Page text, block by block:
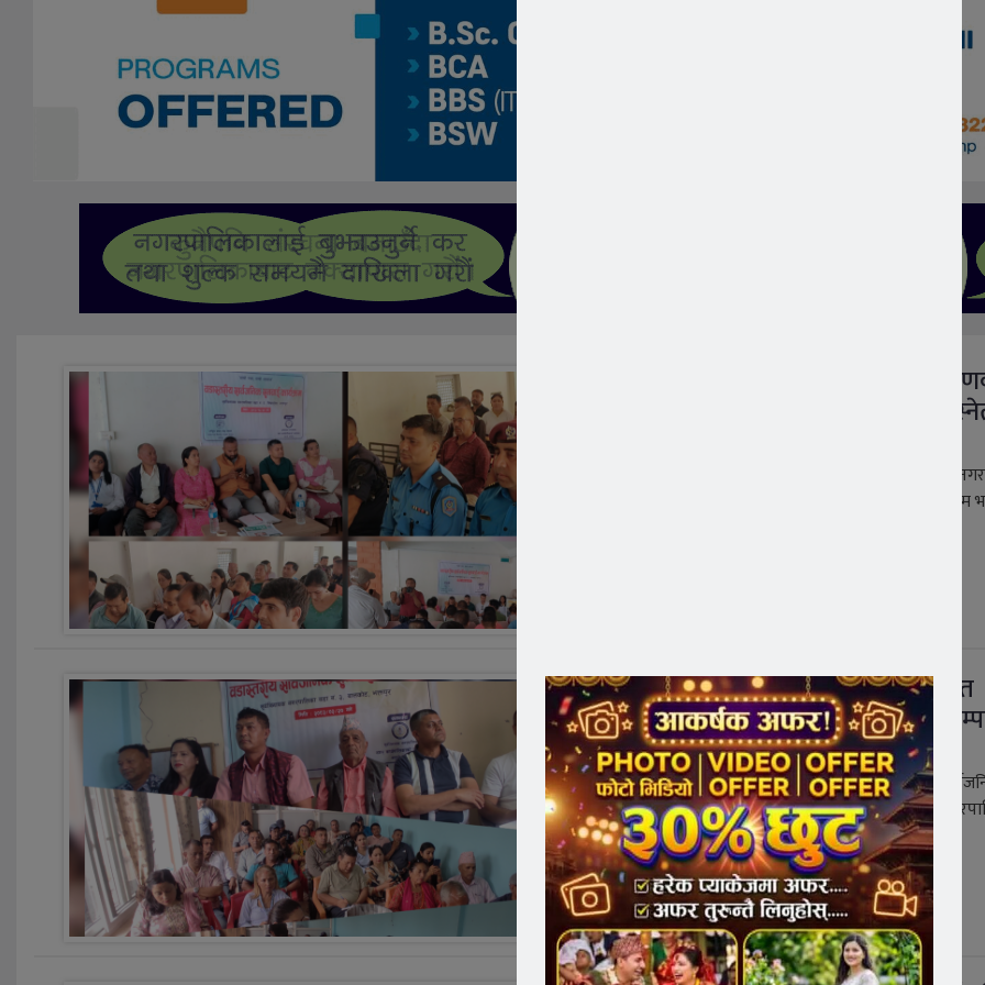
७० करोड बराबरको बिकास
काम भइरहेको छ : वडा अध्यक्ष
जन आवाज न्युज/भक्तपुर, जेठ २८ । सूर्यविनायक
८, सिपाडोलमा वडागत सार्वजनिक सुनुवाई कार्यक्रम
सूर्यविनायक-३ बालकोटमा वडागत
सार्वजनिक सुनुवाई भब्य रुपमा
1 year ago
जन आवाज न्युज/भक्तपुर जेस्ठ, २७ । वडागत
सुनुवाई कार्यक्रम बालकोट स्थित सूर्यविनायक
नं ३ को सभाहलमा मंगलबार
थप पढ्नुहोस्